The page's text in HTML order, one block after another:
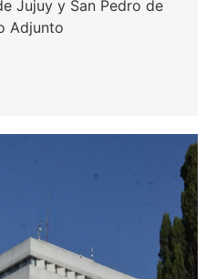
Jujuy y San Pedro de
Adjunto